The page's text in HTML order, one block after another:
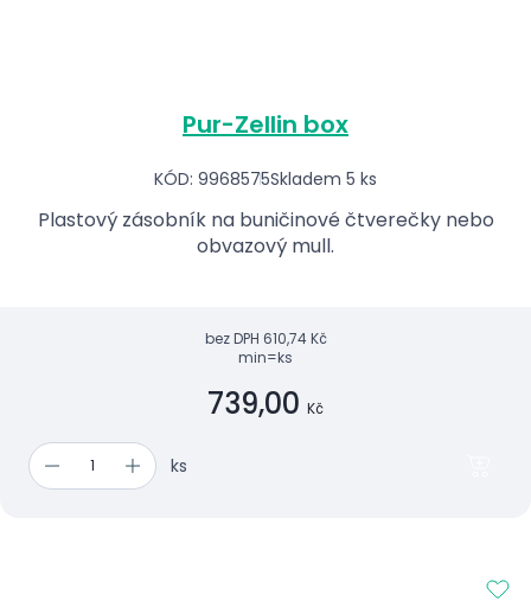
Pur-Zellin box
KÓD: 9968575Skladem 5 ks
Plastový zásobník na buničinové čtverečky nebo
obvazový mull.
bez DPH 610,74 Kč
min=ks
739,00 Kč
ks